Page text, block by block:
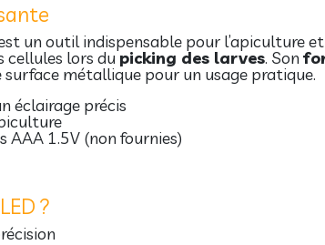
un outil indispensable pour l’apiculture
cellules lors dupicking des larves. Son
métallique pour un usage pratique.
éclairage précis
AAA 1.5V (non fournies)
?